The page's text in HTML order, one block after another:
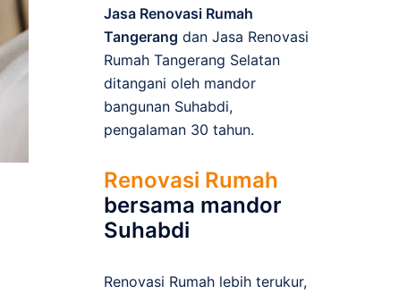
Jasa Renovasi Rumah
Tangerang dan Jasa Renovasi
Rumah Tangerang Selatan
ditangani oleh mandor
bangunan Suhabdi,
pengalaman 30 tahun.
Renovasi Rumah
bersama mandor
Suhabdi
Renovasi Rumah lebih terukur,